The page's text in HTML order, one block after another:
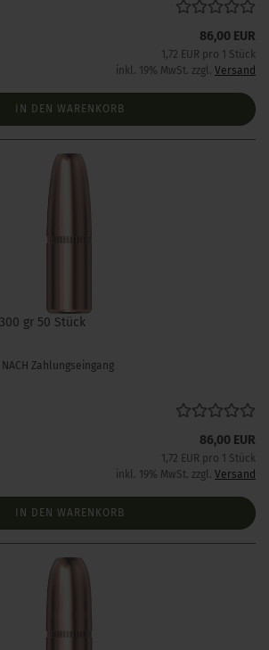
86,00 EUR
1,72 EUR pro 1 Stück
inkl. 19% MwSt. zzgl. Versand
IN DEN WARENKORB
gr 50 Stück
NACH Zahlungseingang
86,00 EUR
1,72 EUR pro 1 Stück
inkl. 19% MwSt. zzgl. Versand
IN DEN WARENKORB